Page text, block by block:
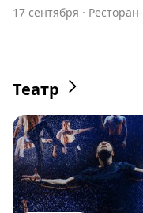
17 сентября · Ресторан-
Театр